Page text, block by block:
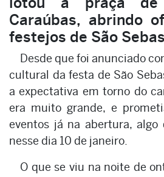
Caraúbas, abrindo
festejos de São
Desde que foi anunciado
cultural da festa de São
a expectativa em torno do
era muito grande, e
eventos já na abertura,
nesse dia 10 de janeiro.
O que se viu na noite de